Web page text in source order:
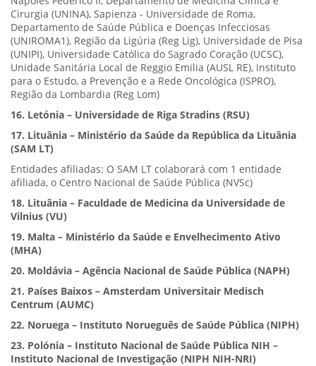
Cirurgia (UNINA), Sapienza - Universidade de Roma,
Departamento de Saúde Pública e Doenças Infecciosas
(UNIROMA1), Região da Ligúria (Reg Lig), Universidade de Pisa
(UNIPI), Universidade Católica do Sagrado Coração (UCSC),
Unidade Sanitária Local de Reggio Emilia (AUSL RE), Instituto
para o Estudo, a Prevenção e a Rede Oncológica (ISPRO),
Região da Lombardia (Reg Lom)
16. Letónia – Universidade de Riga Stradins (RSU)
17. Lituânia – Ministério da Saúde da República da Lituânia
(SAM LT)
Entidades afiliadas: O SAM LT colaborará com 1 entidade
afiliada, o Centro Nacional de Saúde Pública (NVSc)
18. Lituânia – Faculdade de Medicina da Universidade de
Vilnius (VU)
19. Malta – Ministério da Saúde e Envelhecimento Ativo
(MHA)
20. Moldávia – Agência Nacional de Saúde Pública (NAPH)
21. Países Baixos – Amsterdam Universitair Medisch
Centrum (AUMC)
22. Noruega – Instituto Norueguês de Saúde Pública (NIPH)
23. Polónia – Instituto Nacional de Saúde Pública NIH –
Instituto Nacional de Investigação (NIPH NIH-NRI)